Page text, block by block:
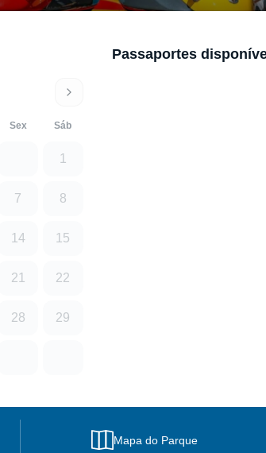
Sex Sáb
1
7 8
14 15
21 22
28 29
Passaportes
Mapa do Parque